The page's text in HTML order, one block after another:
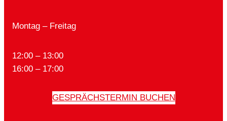
Montag – Freitag
12:00 – 13:00
16:00 – 17:00
GESPRÄCHSTERMIN BUCHEN